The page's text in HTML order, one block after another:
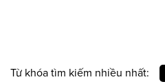
Từ khóa tìm kiếm nhiều nhất: